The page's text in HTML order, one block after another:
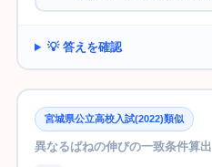
💡 答えを確認
宮城県公立高校入試(2022)類似
異なるばねの伸びの一致条件算出